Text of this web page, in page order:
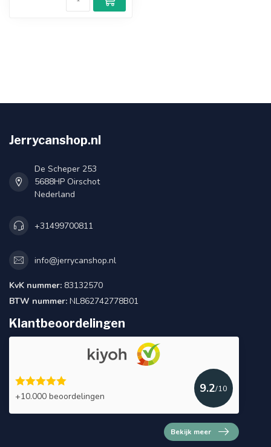
Jerrycanshop.nl
De Scheper 253
5688HP Oirschot
Nederland
+31499700811
info@jerrycanshop.nl
KvK nummer: 83132570
BTW nummer: NL862742778B01
Klantbeoordelingen
+10.000 beoordelingen
9.2/10
Bekijk meer